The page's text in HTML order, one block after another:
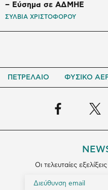
– Εύσημα σε ΑΔΜΗΕ
ΣΥΛΒΙΑ ΧΡΙΣΤΟΦΟΡΟΥ
ΠΕΤΡΕΛΑΙΟ ΦΥΣΙΚΟ
Οι τελευταίες